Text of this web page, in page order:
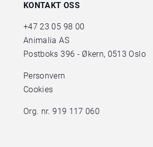
KONTAKT OSS
+47 23 05 98 00
Animalia AS
Postboks 396 - Økern, 0513 Oslo
Personvern
Cookies
Org. nr. 919 117 060